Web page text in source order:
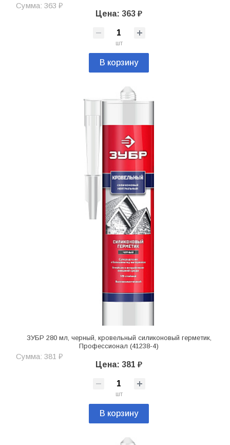
Сумма: 363 ₽
Цена: 363 ₽
шт
В корзину
ЗУБР 280 мл, черный, кровельный силиконовый герметик,
Профессионал (41238-4)
Сумма: 381 ₽
Цена: 381 ₽
шт
В корзину